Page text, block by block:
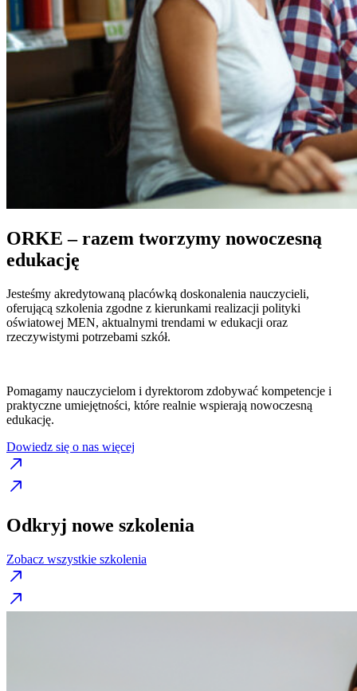
ORKE – razem tworzymy nowoczesną
edukację
Jesteśmy akredytowaną placówką doskonalenia nauczycieli,
oferującą szkolenia zgodne z kierunkami realizacji polityki
oświatowej MEN, aktualnymi trendami w edukacji oraz
rzeczywistymi potrzebami szkół.
Pomagamy nauczycielom i dyrektorom zdobywać kompetencje i
praktyczne umiejętności, które realnie wspierają nowoczesną
edukację.
Dowiedz się o nas więcej
Odkryj nowe szkolenia
Zobacz wszystkie szkolenia